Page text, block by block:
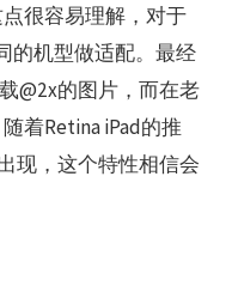
很容易理解，对于
的机型做适配。最经
@2x的图片，而在老
着Retina iPad的推
现，这个特性相信会